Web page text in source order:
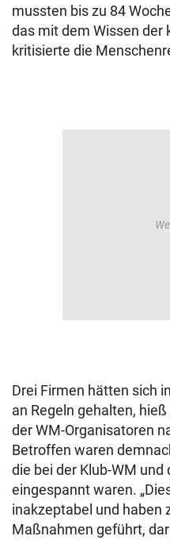
mussten bis zu 84
das mit dem Wissen der
kritisierte die
Drei Firmen hätten sich
an Regeln gehalten,
der WM-Organisatoren
Betroffen waren
die bei der Klub-WM und
eingespannt waren.
inakzeptabel und haben
Maßnahmen geführt,